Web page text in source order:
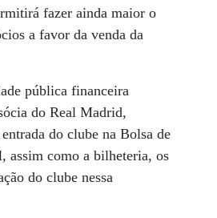
fazer ainda maior o
a favor da venda da
pública financeira
do Real Madrid,
do clube na Bolsa de
assim como a bilheteria, os
do clube nessa